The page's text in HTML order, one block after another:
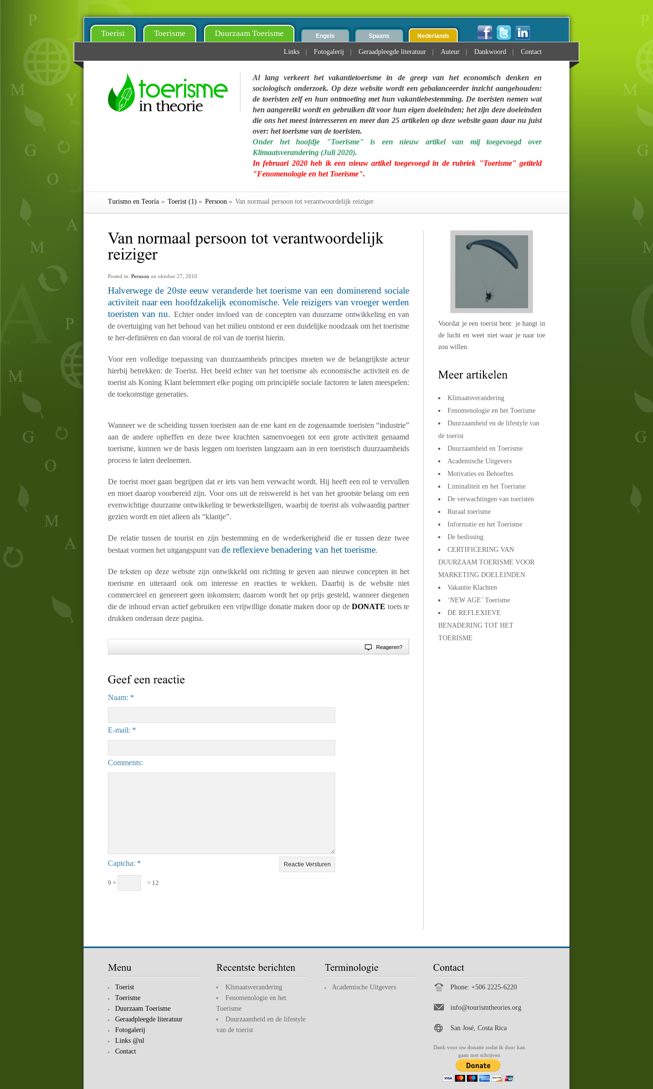
Toerist Toerisme Duurzaam Toerisme Engels Spaans Nederlands
Links Fotogalerij Geraadpleegde literatuur Auteur Dankwoord Contact
Al lang verkeert het vakantietoerisme in de greep van het economisch denken en
sociologisch onderzoek. Op deze website wordt een gebalanceerder inzicht aangehouden:
de toeristen zelf en hun ontmoeting met hun vakantiebestemming. De toeristen nemen wat
hen aangereikt wordt en gebruiken dit voor hun eigen doeleinden; het zijn deze doeleinden
die ons het meest interesseren en meer dan 25 artikelen op deze website gaan daar nu juist
over: het toerisme van de toeristen.
Onder het hoofdje "Toerisme" is een nieuw artikel van mij toegevoegd over
Klimaatsverandering (Juli 2020).
In februari 2020 heb ik een nieuw artikel toegevoegd in de rubriek "Toerisme" getiteld
"Fenomenologie en het Toerisme".
Turismo en Teoría » Toerist (1) » Persoon » Van normaal persoon tot verantwoordelijk reiziger
Posted in: Persoon on oktober 27, 2010
Halverwege de 20ste eeuw veranderde het toerisme van een dominerend sociale
activiteit naar een hoofdzakelijk economische. Vele reizigers van vroeger werden
toeristen van nu. Echter onder invloed van de concepten vanduurzame ontwikkelingen van
de overtuiging van het behoud van het milieu ontstond er een duidelijke noodzaak om het toerisme
te her-definiëren en dan vooral de rol van de toerist hierin.
Voor een volledige toepassing van duurzaamheids principes moeten we de belangrijkste acteur
hierbij betrekken: de Toerist. Het beeld echter van het toerisme als economische activiteit en de
toerist als Koning Klant belemmert elke poging om principiële sociale factoren te laten meespelen:
de toekomstige generaties.
Wanneer we de scheiding tussen toeristen aan de ene kant en de zogenaamde toeristen “industrie”
aan de andere opheffen en deze twee krachten samenvoegen tot een grote activiteit genaamd
toerisme, kunnen we de basis leggen om toeristen langzaam aan in een toeristisch duurzaamheids
process te laten deelnemen.
De toerist moet gaan begrijpen dat er iets van hem verwacht wordt. Hij heeft een rol te vervullen
en moet daarop voorbereid zijn. Voor ons uit de reiswereld is het van het grootste belang om een
evenwichtige duurzame ontwikkeling te bewerkstelligen, waarbij de toerist als volwaardig partner
gezien wordt en niet alleen als “klantje”.
De relatie tussen de tourist en zijn bestemming en de wederkerigheid die er tussen deze twee
bestaat vormen het uitgangspunt van de reflexieve benadering van het toerisme.
De teksten op deze website zijn ontwikkeld om richting te geven aan nieuwe concepten in het
toerisme en uiteraard ook om interesse en reacties te wekken. Daarbij is de website niet
commercieel en genereert geen inkomsten; daarom wordt het op prijs gesteld, wanneer diegenen
die de inhoud ervan actief gebruiken een vrijwillige donatie maken door op deDONATE toets te
drukken onderaan deze pagina.
Reageren?
Naam: *
E-mail: *
Comments:
Captcha
9 + = 12
Voordat je een toerist bent: je hangt in
de lucht en weet niet waar je naar toe
zou willen.
Klimaatsverandering
Fenomenologie en het Toerisme
Duurzaamheid en de lifestyle van
de toerist
Duurzaamheid en Toerisme
Academische Uitgevers
Motivaties en Behoeftes
Liminaliteit en het Toerisme
De verwachtingen van toeristen
Ruraal toerisme
Informatie en het Toerisme
De beslissing
CERTIFICERING VAN
DUURZAAM TOERISME VOOR
MARKETING DOELEINDEN
Vakantie Klachten
‘NEW AGE’ Toerisme
DE REFLEXIEVE
BENADERING TOT HET
TOERISME
Toerist
Toerisme
Duurzaam Toerisme
Geraadpleegde literatuur
Fotogalerij
Links @nl
Contact
Klimaatsverandering
Fenomenologie en het
Toerisme
Duurzaamheid en de lifestyle
van de toerist
Academische Uitgevers Phone: +506 2225-6220
info@tourismtheories.org
San José, Costa Rica
Dank voor uw donatie zodat ik door kan
gaan met schrijven